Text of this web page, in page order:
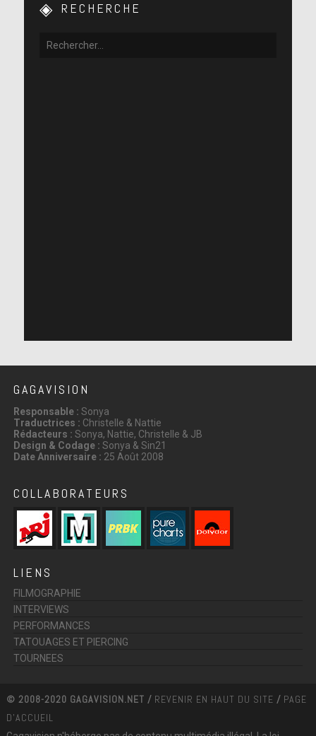
RECHERCHE
GAGAVISION
Responsable : Sonya
Traductrices : Christelle & Nattie
Rédacteurs : Sonya, Nattie, Christelle & JB
Design & Codage : Sonya & Sin21
Date Anniversaire : 25 Août 2008
COLLABORATEURS
LIENS
FILMOGRAPHIE
INTERVIEWS
PERFORMANCES
TATOUAGES ET PIERCING
TOURNEES
© 2008-2020 GAGAVISION.NET / REVENIR EN HAUT DU SITE / PAGE
D'ACCUEIL